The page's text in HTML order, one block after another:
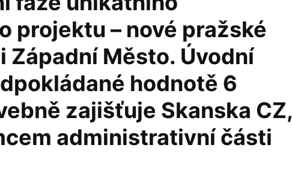
projektu – nové pražské
Město. Úvodní
hodnotě 6
zajišťuje Skanska CZ,
administrativní části